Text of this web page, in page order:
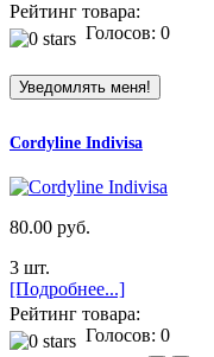
Рейтинг товара:
Голосов: 0
Cordyline Indivisa
80.00 руб.
3 шт.
[Подробнее...]
Рейтинг товара:
Голосов: 0